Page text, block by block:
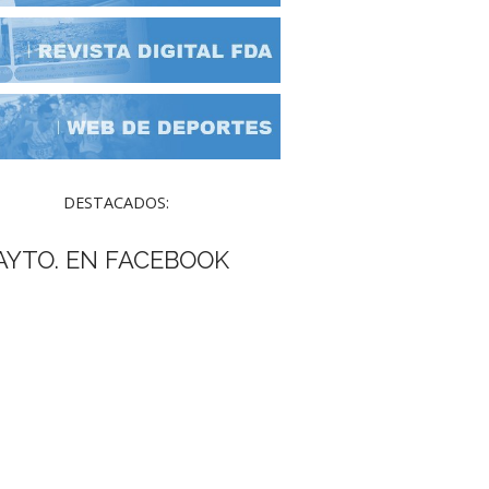
DESTACADOS:
EN FACEBOOK